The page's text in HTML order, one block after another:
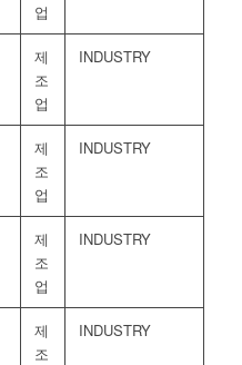
업
제
조
업
INDUSTRY
제
조
업
INDUSTRY
제
조
업
INDUSTRY
제
조
INDUSTRY